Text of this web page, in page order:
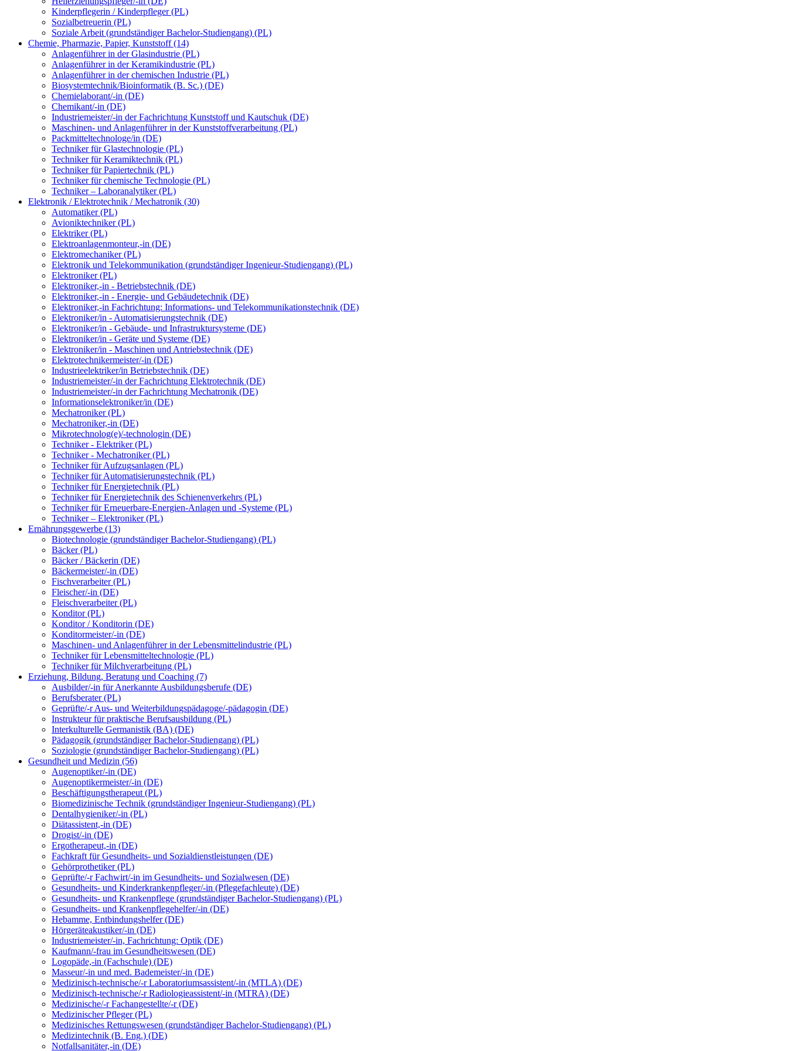
Kinderpflegerin / Kinderpfleger (PL)
Sozialbetreuerin (PL)
Soziale Arbeit (grundständiger Bachelor-Studiengang) (PL)
Chemie, Pharmazie, Papier, Kunststoff (14)
Anlagenführer in der Glasindustrie (PL)
Anlagenführer in der Keramikindustrie (PL)
Anlagenführer in der chemischen Industrie (PL)
Biosystemtechnik/Bioinformatik (B. Sc.) (DE)
Chemielaborant/-in (DE)
Chemikant/-in (DE)
Industriemeister/-in der Fachrichtung Kunststoff und Kautschuk (DE)
Maschinen- und Anlagenführer in der Kunststoffverarbeitung (PL)
Packmitteltechnologe/in (DE)
Techniker für Glastechnologie (PL)
Techniker für Keramiktechnik (PL)
Techniker für Papiertechnik (PL)
Techniker für chemische Technologie (PL)
Techniker – Laboranalytiker (PL)
Elektronik / Elektrotechnik / Mechatronik (30)
Automatiker (PL)
Avioniktechniker (PL)
Elektriker (PL)
Elektroanlagenmonteur,-in (DE)
Elektromechaniker (PL)
Elektronik und Telekommunikation (grundständiger Ingenieur-Studiengang) (PL)
Elektroniker (PL)
Elektroniker,-in - Betriebstechnik (DE)
Elektroniker,-in - Energie- und Gebäudetechnik (DE)
Elektroniker,-in Fachrichtung: Informations- und Telekommunikationstechnik (DE)
Elektroniker/in - Automatisierungstechnik (DE)
Elektroniker/in - Gebäude- und Infrastruktursysteme (DE)
Elektroniker/in - Geräte und Systeme (DE)
Elektroniker/in - Maschinen und Antriebstechnik (DE)
Elektrotechnikermeister/-in (DE)
Industrieelektriker/in Betriebstechnik (DE)
Industriemeister/-in der Fachrichtung Elektrotechnik (DE)
Industriemeister/-in der Fachrichtung Mechatronik (DE)
Informationselektroniker/in (DE)
Mechatroniker (PL)
Mechatroniker,-in (DE)
Mikrotechnolog(e)/-technologin (DE)
Techniker - Elektriker (PL)
Techniker - Mechatroniker (PL)
Techniker für Aufzugsanlagen (PL)
Techniker für Automatisierungstechnik (PL)
Techniker für Energietechnik (PL)
Techniker für Energietechnik des Schienenverkehrs (PL)
Techniker für Erneuerbare-Energien-Anlagen und -Systeme (PL)
Techniker – Elektroniker (PL)
Ernährungsgewerbe (13)
Biotechnologie (grundständiger Bachelor-Studiengang) (PL)
Bäcker (PL)
Bäcker / Bäckerin (DE)
Bäckermeister/-in (DE)
Fischverarbeiter (PL)
Fleischer/-in (DE)
Fleischverarbeiter (PL)
Konditor (PL)
Konditor / Konditorin (DE)
Konditormeister/-in (DE)
Maschinen- und Anlagenführer in der Lebensmittelindustrie (PL)
Techniker für Lebensmitteltechnologie (PL)
Techniker für Milchverarbeitung (PL)
Erziehung, Bildung, Beratung und Coaching (7)
Ausbilder/-in für Anerkannte Ausbildungsberufe (DE)
Berufsberater (PL)
Geprüfte/-r Aus- und Weiterbildungspädagoge/-pädagogin (DE)
Instrukteur für praktische Berufsausbildung (PL)
Interkulturelle Germanistik (BA) (DE)
Pädagogik (grundständiger Bachelor-Studiengang) (PL)
Soziologie (grundständiger Bachelor-Studiengang) (PL)
Gesundheit und Medizin (56)
Augenoptiker/-in (DE)
Augenoptikermeister/-in (DE)
Beschäftigungstherapeut (PL)
Biomedizinische Technik (grundständiger Ingenieur-Studiengang) (PL)
Dentalhygieniker/-in (PL)
Diätassistent,-in (DE)
Drogist/-in (DE)
Ergotherapeut,-in (DE)
Fachkraft für Gesundheits- und Sozialdienstleistungen (DE)
Gehörprothetiker (PL)
Geprüfte/-r Fachwirt/-in im Gesundheits- und Sozialwesen (DE)
Gesundheits- und Kinderkrankenpfleger/-in (Pflegefachleute) (DE)
Gesundheits- und Krankenpflege (grundständiger Bachelor-Studiengang) (PL)
Gesundheits- und Krankenpflegehelfer/-in (DE)
Hebamme, Entbindungshelfer (DE)
Hörgeräteakustiker/-in (DE)
Industriemeister/-in, Fachrichtung: Optik (DE)
Kaufmann/-frau im Gesundheitswesen (DE)
Logopäde,-in (Fachschule) (DE)
Masseur/-in und med. Bademeister/-in (DE)
Medizinisch-technische/-r Laboratoriumsassistent/-in (MTLA) (DE)
Medizinisch-technische/-r Radiologieassistent/-in (MTRA) (DE)
Medizinische/-r Fachangestellte/-r (DE)
Medizinischer Pfleger (PL)
Medizinisches Rettungswesen (grundständiger Bachelor-Studiengang) (PL)
Medizintechnik (B. Eng.) (DE)
Notfallsanitäter,-in (DE)